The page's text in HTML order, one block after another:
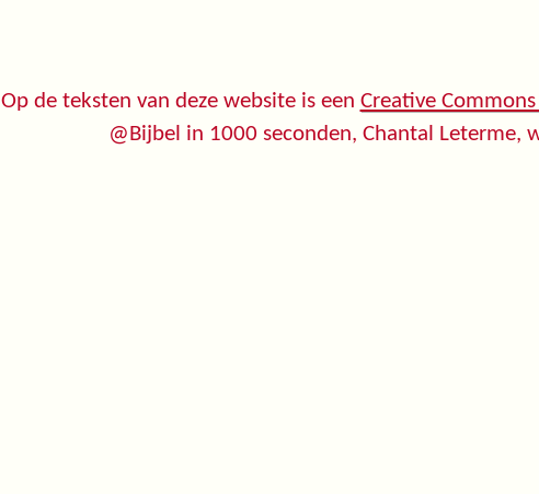
Op de teksten van deze website is een Creative
@Bijbel in 1000 seconden, Chantal Leterme,